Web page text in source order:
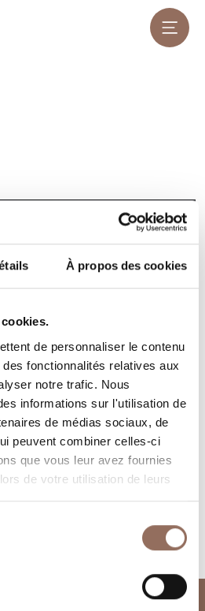
À propos des cookies
de personnaliser le contenu
fonctionnalités relatives aux
notre trafic. Nous
informations sur l'utilisation de
de médias sociaux, de
peuvent combiner celles-ci
que vous leur avez fournies
de votre utilisation de leurs